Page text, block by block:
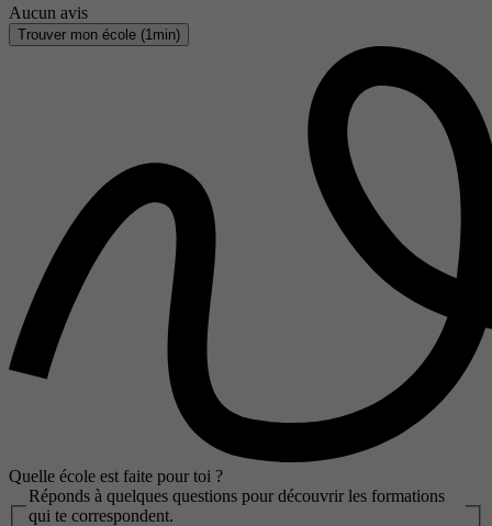
Aucun avis
Trouver mon école (1min)
Quelle école est faite pour toi ?
Réponds à quelques questions pour découvrir les formations
qui te correspondent.